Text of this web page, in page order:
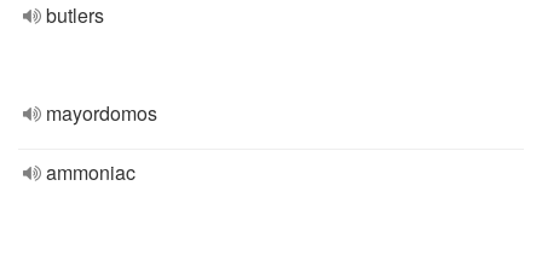
butlers
mayordomos
ammoniac